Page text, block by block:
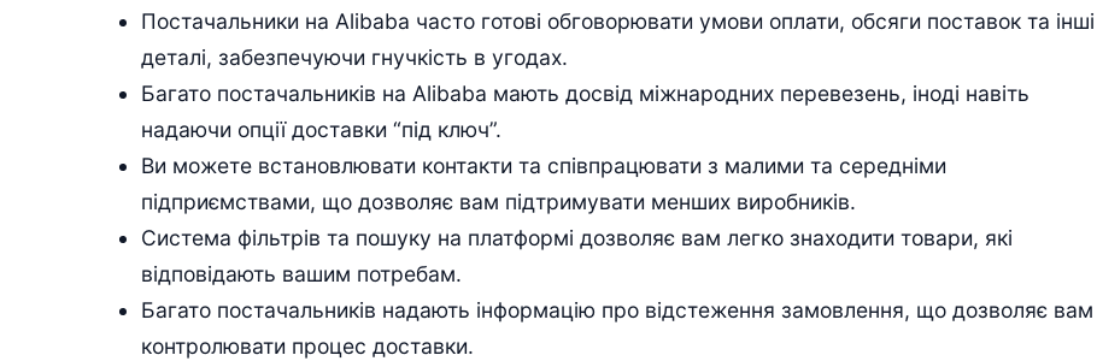
Постачальники на Alibaba часто готові обговорювати умови оплати, обсяги поставок та інші
деталі, забезпечуючи гнучкість в угодах.
Багато постачальників на Alibaba мають досвід міжнародних перевезень, іноді навіть
надаючи опції доставки “під ключ”.
Ви можете встановлювати контакти та співпрацювати з малими та середніми
підприємствами, що дозволяє вам підтримувати менших виробників.
Система фільтрів та пошуку на платформі дозволяє вам легко знаходити товари, які
відповідають вашим потребам.
Багато постачальників надають інформацію про відстеження замовлення, що дозволяє вам
контролювати процес доставки.